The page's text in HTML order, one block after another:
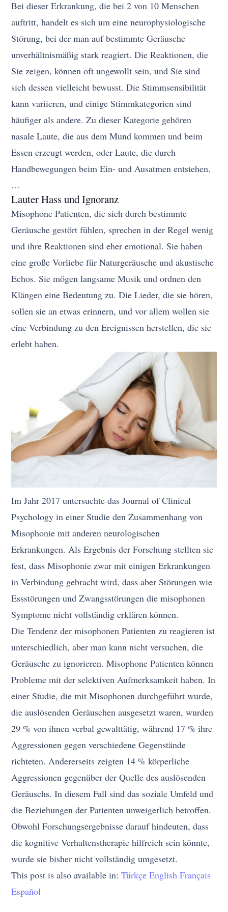
Bei dieser Erkrankung, die bei 2 von 10 Menschen
auftritt, handelt es sich um eine neurophysiologische
Störung, bei der man auf bestimmte Geräusche
unverhältnismäßig stark reagiert. Die Reaktionen, die
Sie zeigen, können oft ungewollt sein, und Sie sind
sich dessen vielleicht bewusst. Die Stimmsensibilität
kann variieren, und einige Stimmkategorien sind
häufiger als andere. Zu dieser Kategorie gehören
nasale Laute, die aus dem Mund kommen und beim
Essen erzeugt werden, oder Laute, die durch
Handbewegungen beim Ein- und Ausatmen entstehen.
…
Lauter Hass und Ignoranz
Misophone Patienten, die sich durch bestimmte
Geräusche gestört fühlen, sprechen in der Regel wenig
und ihre Reaktionen sind eher emotional. Sie haben
eine große Vorliebe für Naturgeräusche und akustische
Echos. Sie mögen langsame Musik und ordnen den
Klängen eine Bedeutung zu. Die Lieder, die sie hören,
sollen sie an etwas erinnern, und vor allem wollen sie
eine Verbindung zu den Ereignissen herstellen, die sie
erlebt haben.
Im Jahr 2017 untersuchte das Journal of Clinical
Psychology in einer Studie den Zusammenhang von
Misophonie mit anderen neurologischen
Erkrankungen. Als Ergebnis der Forschung stellten sie
fest, dass Misophonie zwar mit einigen Erkrankungen
in Verbindung gebracht wird, dass aber Störungen wie
Essstörungen und Zwangsstörungen die misophonen
Symptome nicht vollständig erklären können.
Die Tendenz der misophonen Patienten zu reagieren ist
unterschiedlich, aber man kann nicht versuchen, die
Geräusche zu ignorieren. Misophone Patienten können
Probleme mit der selektiven Aufmerksamkeit haben. In
einer Studie, die mit Misophonen durchgeführt wurde,
die auslösenden Geräuschen ausgesetzt waren, wurden
29 % von ihnen verbal gewalttätig, während 17 % ihre
Aggressionen gegen verschiedene Gegenstände
richteten. Andererseits zeigten 14 % körperliche
Aggressionen gegenüber der Quelle des auslösenden
Geräuschs. In diesem Fall sind das soziale Umfeld und
die Beziehungen der Patienten unweigerlich betroffen.
Obwohl Forschungsergebnisse darauf hindeuten, dass
die kognitive Verhaltenstherapie hilfreich sein könnte,
wurde sie bisher nicht vollständig umgesetzt.
This post is also available in:Türkçe English Français
Español